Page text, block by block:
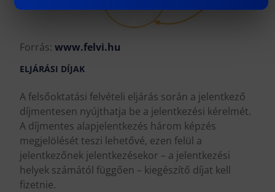
Forrás: www.felvi.hu
ELJÁRÁSI DÍJAK
A felsőoktatási felvételi eljárás során a jelentkező
díjmentesen nyújthatja be a jelentkezési kérelmét.
A díjmentes alapjelentkezés három képzés
megjelölését teszi lehetővé, ezen felül a
jelentkezőnek jelentkezésekor – a jelentkezési
helyek számától függően – kiegészítő díjat kell
fizetnie.